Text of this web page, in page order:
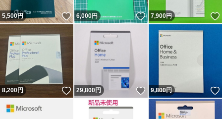
5,500円 いいね！
6,000円 いいね！
7,900円
8,200円 いいね！
29,800円 いいね！
9,800円